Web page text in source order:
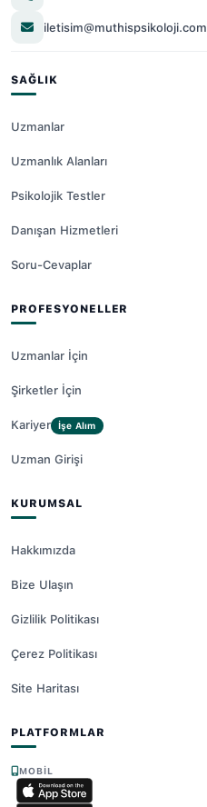
iletisim@muthispsikoloji.com
SAĞLIK
Uzmanlar
Uzmanlık Alanları
Psikolojik Testler
Danışan Hizmetleri
Soru-Cevaplar
PROFESYONELLER
Uzmanlar İçin
Şirketler İçin
Kariyer İşe Alım
Uzman Girişi
KURUMSAL
Hakkımızda
Bize Ulaşın
Gizlilik Politikası
Çerez Politikası
Site Haritası
PLATFORMLAR
MOBIL